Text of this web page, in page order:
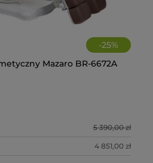
-25%
Mazaro BR-6672A
5 390,00 zł
4 851,00 zł